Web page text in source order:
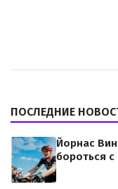
ПОСЛЕДНИЕ
Йорнас
бороться